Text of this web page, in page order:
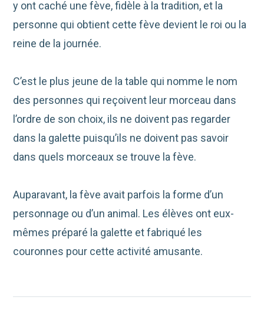
y ont caché une fève, fidèle à la tradition, et la
personne qui obtient cette fève devient le roi ou la
reine de la journée.
C’est le plus jeune de la table qui nomme le nom
des personnes qui reçoivent leur morceau dans
l’ordre de son choix, ils ne doivent pas regarder
dans la galette puisqu’ils ne doivent pas savoir
dans quels morceaux se trouve la fève.
Auparavant, la fève avait parfois la forme d’un
personnage ou d’un animal. Les élèves ont eux-
mêmes préparé la galette et fabriqué les
couronnes pour cette activité amusante.